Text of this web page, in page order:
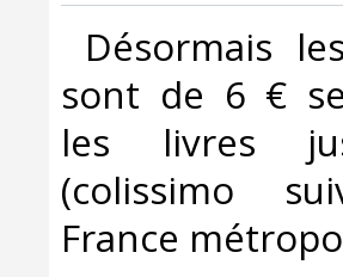
Désormais
sont de 6 €
les livres
(colissimo
France